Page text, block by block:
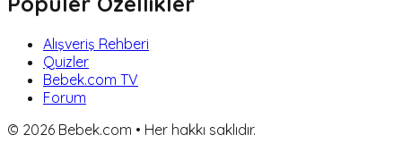
Alışveriş Rehberi
Quizler
Bebek.com TV
Forum
© 2026 Bebek.com • Her hakkı saklıdır.